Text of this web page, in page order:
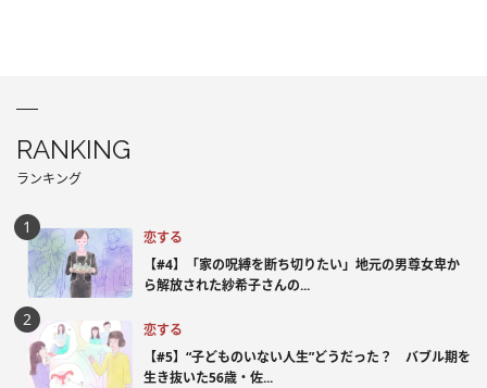
RANKING
ランキング
恋する
【#4】「家の呪縛を断ち切りたい」地元の男尊女卑か
ら解放された紗希子さんの...
恋する
【#5】“子どものいない人生”どうだった？ バブル期を
生き抜いた56歳・佐...